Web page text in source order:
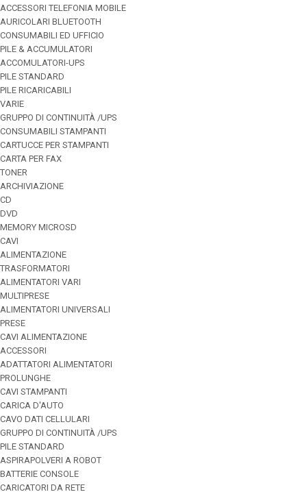
ACCESSORI TELEFONIA MOBILE
AURICOLARI BLUETOOTH
CONSUMABILI ED UFFICIO
PILE & ACCUMULATORI
ACCOMULATORI-UPS
PILE STANDARD
PILE RICARICABILI
VARIE
GRUPPO DI CONTINUITÀ /UPS
CONSUMABILI STAMPANTI
CARTUCCE PER STAMPANTI
CARTA PER FAX
TONER
ARCHIVIAZIONE
CD
DVD
MEMORY MICROSD
CAVI
ALIMENTAZIONE
TRASFORMATORI
ALIMENTATORI VARI
MULTIPRESE
ALIMENTATORI UNIVERSALI
PRESE
CAVI ALIMENTAZIONE
ACCESSORI
ADATTATORI ALIMENTATORI
PROLUNGHE
CAVI STAMPANTI
CARICA D'AUTO
CAVO DATI CELLULARI
GRUPPO DI CONTINUITÀ /UPS
PILE STANDARD
ASPIRAPOLVERI A ROBOT
BATTERIE CONSOLE
CARICATORI DA RETE